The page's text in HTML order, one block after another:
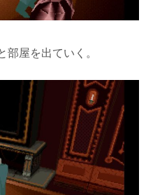
部屋を出ていく。